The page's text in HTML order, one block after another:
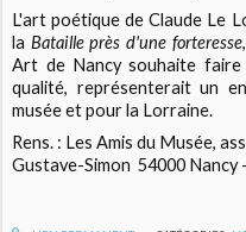
L'art poétique de Claude Le
la Bataille près d'une forteresse
Art de Nancy souhaite
qualité, représenterait un
musée et pour la Lorraine.
Rens. : Les Amis du Musée,
Gustave-Simon 54000 Nancy